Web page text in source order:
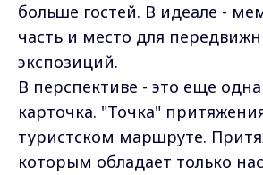
больше гостей. В идеале -
часть и место для
экспозиций.
В перспективе - это еще
карточка. "Точка"
туристском маршруте.
которым обладает только